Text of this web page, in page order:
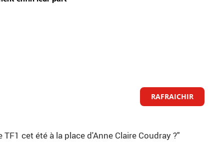
RAFRAICHIR
cet été à la place d'Anne Claire Coudray ?"